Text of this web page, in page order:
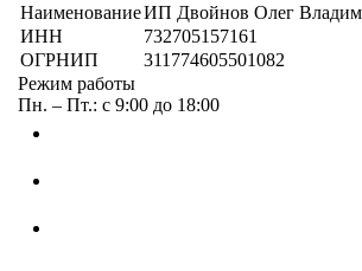
НаименованиеИП Двойнов Олег
ИНН
732705157161
ОГРНИП
311774605501082
Режим работы
Пн. – Пт.: с 9:00 до 18:00